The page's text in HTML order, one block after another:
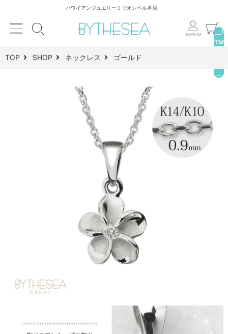
ハワイアンジュエリーミリオンベル本店
__I
TM
TOP SHOP ネックレス ゴールド